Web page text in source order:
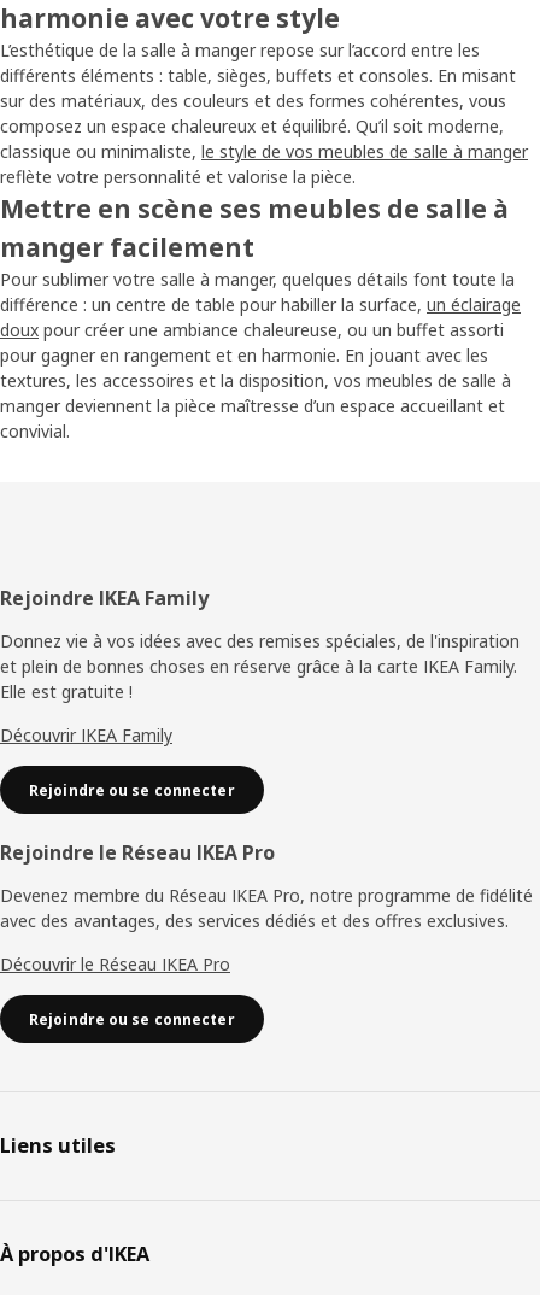
harmonie avec votre style
L’esthétique de la salle à manger repose sur l’accord entre les
différents éléments : table, sièges, buffets et consoles. En misant
sur des matériaux, des couleurs et des formes cohérentes, vous
composez un espace chaleureux et équilibré. Qu’il soit moderne,
classique ou minimaliste, le style de vos meubles de salle à manger
reflète votre personnalité et valorise la pièce.
Mettre en scène ses meubles de salle à
manger facilement
Pour sublimer votre salle à manger, quelques détails font toute la
différence : un centre de table pour habiller la surface, un éclairage
doux pour créer une ambiance chaleureuse, ou un buffet assorti
pour gagner en rangement et en harmonie. En jouant avec les
textures, les accessoires et la disposition, vos meubles de salle à
manger deviennent la pièce maîtresse d’un espace accueillant et
convivial.
Pied
de
page
Rejoindre IKEA Family
Donnez vie à vos idées avec des remises spéciales, de l'inspiration
et plein de bonnes choses en réserve grâce à la carte IKEA Family.
Elle est gratuite !
Découvrir IKEA Family
Rejoindre ou se connecter
Rejoindre le Réseau IKEA Pro
Devenez membre du Réseau IKEA Pro, notre programme de fidélité
avec des avantages, des services dédiés et des offres exclusives.
Découvrir le Réseau IKEA Pro
Rejoindre ou se connecter
Liens utiles
À propos d'IKEA